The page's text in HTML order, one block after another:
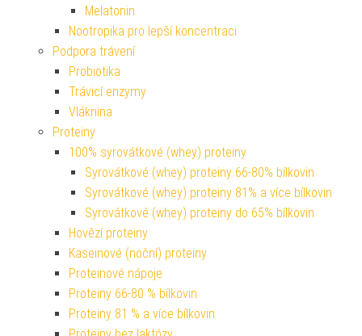
Melatonin
Nootropika pro lepší koncentraci
Podpora trávení
Probiotika
Trávicí enzymy
Vláknina
Proteiny
100% syrovátkové (whey) proteiny
Syrovátkové (whey) proteiny 66-80% bílkovin
Syrovátkové (whey) proteiny 81% a více bílkovin
Syrovátkové (whey) proteiny do 65% bílkovin
Hovězí proteiny
Kaseinové (noční) proteiny
Proteinové nápoje
Proteiny 66-80 % bílkovin
Proteiny 81 % a více bílkovin